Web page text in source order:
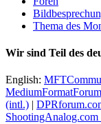
Thema des
Wir sind Teil des
English:
(intl.) |